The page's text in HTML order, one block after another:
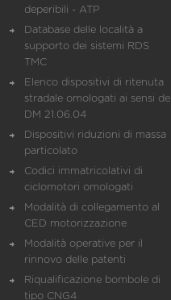
deperibili - ATP
Database delle località a
supporto dei sistemi RDS
TMC
Elenco dispositivi di ritenuta
stradale omologati ai sensi del
DM 21.06.04
Dispositivi riduzioni di massa
particolato
Codici immatricolativi di
ciclomotori omologati
Modalità di collegamento al
CED motorizzazione
Modalità operative per il
rinnovo delle patenti
Riqualificazione bombole di
tipo CNG4